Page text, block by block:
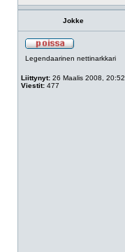
Jokke
Legendaarinen nettinarkkari
Liittynyt: 26 Maalis 2008, 20:52
Viestit: 477